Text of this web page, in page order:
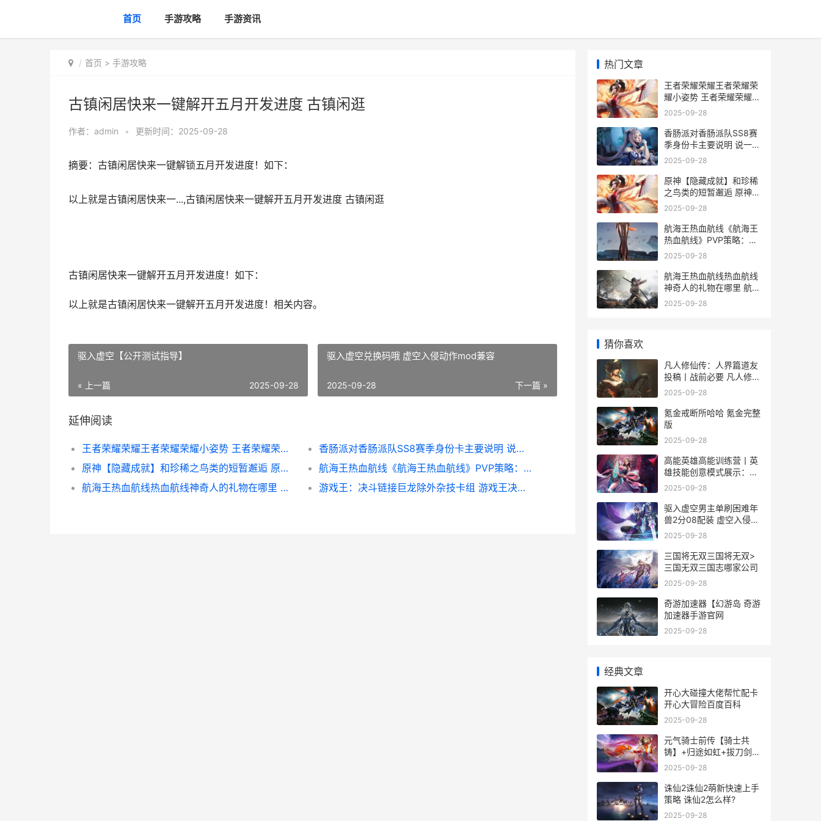
首页 手游攻略 手游资讯
首页 > 手游攻略
古镇闲居快来一键解开五月开发进度 古镇闲逛
作者： admin • 更新时间：2025-09-28
摘要：古镇闲居快来一键解锁五月开发进度！如下：
以上就是古镇闲居快来一...,古镇闲居快来一键解开五月开发进度 古镇闲逛
古镇闲居快来一键解开五月开发进度！如下：
以上就是古镇闲居快来一键解开五月开发进度！相关内容。
驱入虚空【公开测试指导】
« 上一篇 2025-09-28
驱入虚空兑换码哦 虚空入侵动作mod兼容
下一篇 »
2025-09-28
延伸阅读
王者荣耀荣耀王者荣耀荣耀小姿势 王者荣耀荣耀王者多少星
香肠派对香肠派队SS8赛季身份卡主要说明 说一说香肠派对
原神【隐藏成就】和珍稀之鸟类的短暂邂逅 原神魈隐藏成就
航海王热血航线《航海王热血航线》PVP策略：梦想和现实的转变 航海王热血航线鬼岛路飞
航海王热血航线热血航线神奇人的礼物在哪里 航海王热血航线鬼岛路飞
游戏王：决斗链接巨龙除外杂技卡组 游戏王决斗链接经典服
热门文章
王者荣耀荣耀王者荣耀荣
耀小姿势 王者荣耀荣耀王
者多少星
2025-09-28
香肠派对香肠派队SS8赛
季身份卡主要说明 说一说
香肠派对
2025-09-28
原神【隐藏成就】和珍稀
之鸟类的短暂邂逅 原神魈
隐藏成就
2025-09-28
航海王热血航线《航海王
热血航线》PVP策略：梦
想和现实的转变 航海王热
2025-09-28
航海王热血航线热血航线
神奇人的礼物在哪里 航海
王热血航线鬼岛路飞
2025-09-28
猜你喜欢
凡人修仙传：人界篇道友
投稿丨战前必要 凡人修仙
传人物介绍
2025-09-28
氪金戒断所哈哈 氪金完整
版
2025-09-28
高能英雄高能训练营丨英
雄技能创意模式展示：因
地制宜 高能战绩谁的作品
2025-09-28
驱入虚空男主单刷困难年
兽2分08配装 虚空入侵最
终治愈药
2025-09-28
三国将无双三国将无双>
三国无双三国志哪家公司
2025-09-28
奇游加速器【幻游岛 奇游
加速器手游官网
2025-09-28
经典文章
开心大碰撞大佬帮忙配卡
开心大冒险百度百科
2025-09-28
元气骑士前传【骑士共
铸】+归途如虹+拔刀剑影
澈 元气骑士前传碧蓝玉扳
2025-09-28
诛仙2诛仙2萌新快速上手
策略 诛仙2怎么样?
2025-09-28